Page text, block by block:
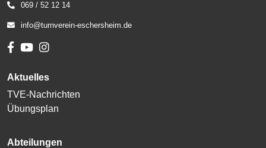
069 / 52 12 14
info@turnverein-eschersheim.de
Aktuelles
TVE-Nachrichten
Übungsplan
Abteilungen